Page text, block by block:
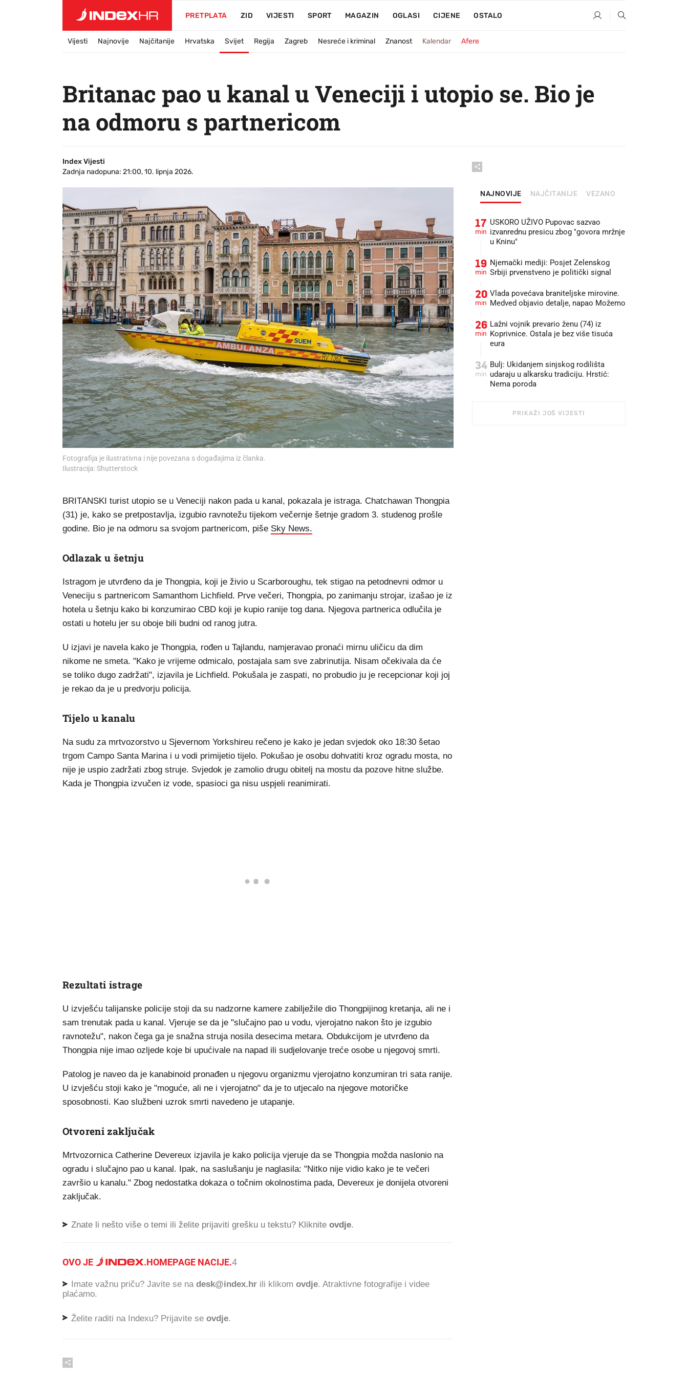
PRETPLATA ZID VIJESTI SPORT MAGAZIN OGLASI CIJENE OSTALO
Vijesti Najnovije Najčitanije Hrvatska Svijet Regija Zagreb Nesreće i kriminal Znanost Kalendar Afere
Britanac pao u kanal u Veneciji i utopio se. Bio je
na odmoru s partnericom
Index Vijesti
Zadnja nadopuna: 21:00, 10. lipnja 2026.
Fotografija je ilustrativna i nije povezana s događajima iz članka.
Ilustracija: Shutterstock
BRITANSKI turist utopio se u Veneciji nakon pada u kanal, pokazala je istraga. Chatchawan Thongpia
(31) je, kako se pretpostavlja, izgubio ravnotežu tijekom večernje šetnje gradom 3. studenog prošle
godine. Bio je na odmoru sa svojom partnericom, piše Sky News.
Odlazak u šetnju
Istragom je utvrđeno da je Thongpia, koji je živio u Scarboroughu, tek stigao na petodnevni odmor u
Veneciju s partnericom Samanthom Lichfield. Prve večeri, Thongpia, po zanimanju strojar, izašao je iz
hotela u šetnju kako bi konzumirao CBD koji je kupio ranije tog dana. Njegova partnerica odlučila je
ostati u hotelu jer su oboje bili budni od ranog jutra.
U izjavi je navela kako je Thongpia, rođen u Tajlandu, namjeravao pronaći mirnu uličicu da dim
nikome ne smeta. "Kako je vrijeme odmicalo, postajala sam sve zabrinutija. Nisam očekivala da će
se toliko dugo zadržati", izjavila je Lichfield. Pokušala je zaspati, no probudio ju je recepcionar koji joj
je rekao da je u predvorju policija.
Tijelo u kanalu
Na sudu za mrtvozorstvo u Sjevernom Yorkshireu rečeno je kako je jedan svjedok oko 18:30 šetao
trgom Campo Santa Marina i u vodi primijetio tijelo. Pokušao je osobu dohvatiti kroz ogradu mosta, no
nije je uspio zadržati zbog struje. Svjedok je zamolio drugu obitelj na mostu da pozove hitne službe.
Kada je Thongpia izvučen iz vode, spasioci ga nisu uspjeli reanimirati.
Rezultati istrage
U izvješću talijanske policije stoji da su nadzorne kamere zabilježile dio Thongpijinog kretanja, ali ne i
sam trenutak pada u kanal. Vjeruje se da je "slučajno pao u vodu, vjerojatno nakon što je izgubio
ravnotežu", nakon čega ga je snažna struja nosila desecima metara. Obdukcijom je utvrđeno da
Thongpia nije imao ozljede koje bi upućivale na napad ili sudjelovanje treće osobe u njegovoj smrti.
Patolog je naveo da je kanabinoid pronađen u njegovu organizmu vjerojatno konzumiran tri sata ranije.
U izvješću stoji kako je "moguće, ali ne i vjerojatno" da je to utjecalo na njegove motoričke
sposobnosti. Kao službeni uzrok smrti navedeno je utapanje.
Otvoreni zaključak
Mrtvozornica Catherine Devereux izjavila je kako policija vjeruje da se Thongpia možda naslonio na
ogradu i slučajno pao u kanal. Ipak, na saslušanju je naglasila: "Nitko nije vidio kako je te večeri
završio u kanalu." Zbog nedostatka dokaza o točnim okolnostima pada, Devereux je donijela otvoreni
zaključak.
Znate li nešto više o temi ili želite prijaviti grešku u tekstu? Kliknite ovdje.
OVO JE .HOMEPAGE NACIJE.472.294 ČITATELJA DANA
Imate važnu priču? Javite se na desk@index.hr ili klikom ovdje. Atraktivne fotografije i videe
plaćamo.
Želite raditi na Indexu? Prijavite se ovdje.
NAJNOVIJE NAJČITANIJE VEZANO
17
min
USKORO UŽIVO Pupovac sazvao
izvanrednu presicu zbog "govora mržnje
u Kninu"
19
min
Njemački mediji: Posjet Zelenskog
Srbiji prvenstveno je politički signal
20
min
Vlada povećava braniteljske mirovine.
Medved objavio detalje, napao Možemo
26
min
Lažni vojnik prevario ženu (74) iz
Koprivnice. Ostala je bez više tisuća
eura
34
min
Bulj: Ukidanjem sinjskog rodilišta
udaraju u alkarsku tradiciju. Hrstić:
Nema poroda
PRIKAŽI JOŠ VIJESTI